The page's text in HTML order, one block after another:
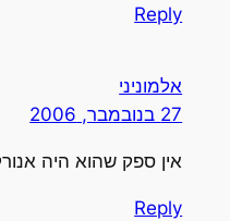
Reply
אלמוניני
27 בנובמבר, 2006
אין ספק שהוא היה
Reply